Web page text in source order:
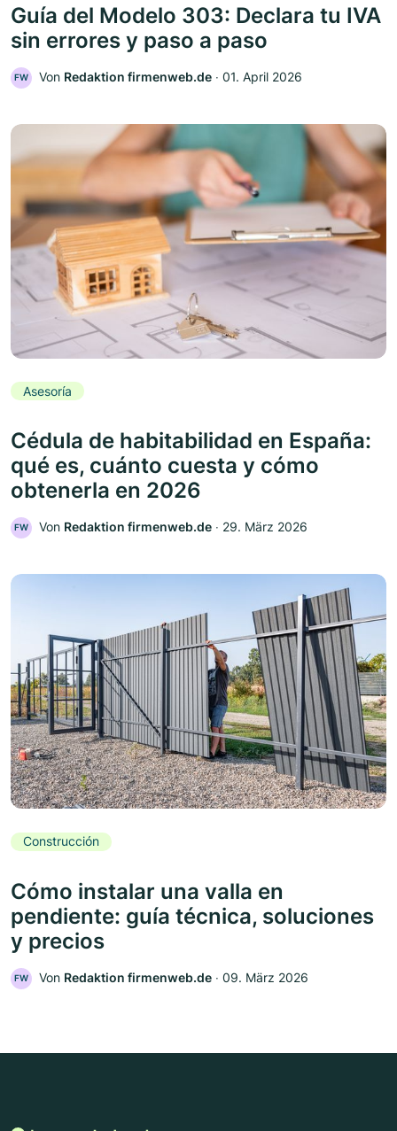
Guía del Modelo 303: Declara tu IVA
sin errores y paso a paso
FW Von Redaktion firmenweb.de ‧ 01. April 2026
Asesoría
Cédula de habitabilidad en España:
qué es, cuánto cuesta y cómo
obtenerla en 2026
FW Von Redaktion firmenweb.de ‧ 29. März 2026
Construcción
Cómo instalar una valla en
pendiente: guía técnica, soluciones
y precios
FW Von Redaktion firmenweb.de ‧ 09. März 2026